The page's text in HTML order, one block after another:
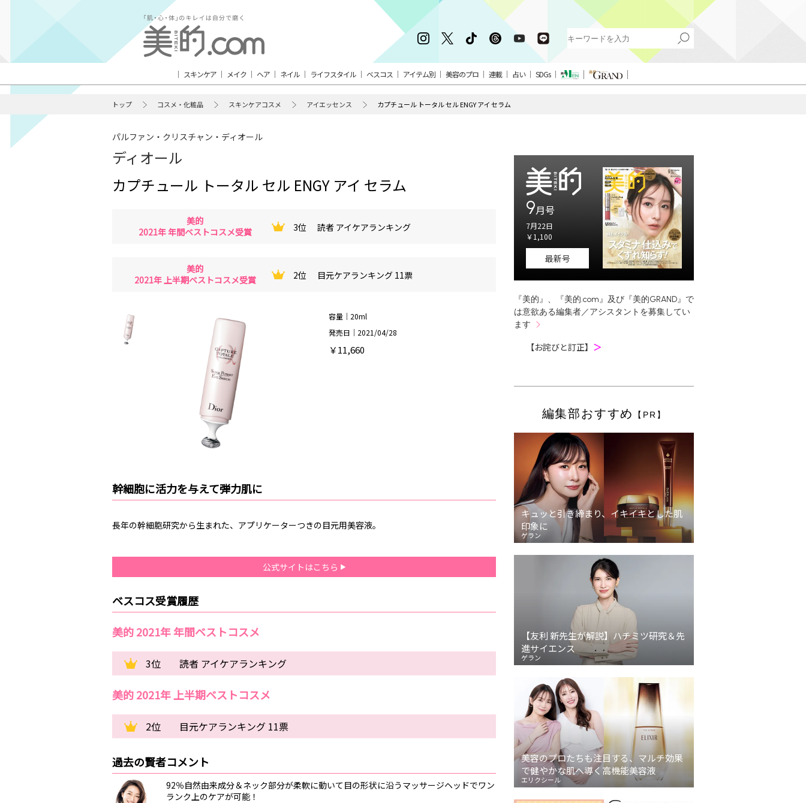
スキンケア メイク ヘア ネイル ライフスタイル ベスコス アイテム別 美容のプロ 連載 占い SDGs
トップ コスメ・化粧品 スキンケアコスメ アイエッセンス カプチュール トータル セル ENGY アイ セラム
パルファン・クリスチャン・ディオール
ディオール
カプチュール トータル セル ENGY アイ セラム
美的
2021年 年間ベストコスメ受賞
3位 読者 アイケアランキング
美的
2021年 上半期ベストコスメ受賞
2位 目元ケアランキング 11票
容量｜20ml
発売日｜2021/04/28
￥11,660
幹細胞に活力を与えて弾力肌に
長年の幹細胞研究から生まれた、アプリケーターつきの目元用美容液。
公式サイトはこちら
ベスコス受賞履歴
美的 2021年 年間ベストコスメ
3位 読者 アイケアランキング
美的 2021年 上半期ベストコスメ
2位 目元ケアランキング 11票
過去の賢者コメント
92％自然由来成分＆ネック部分が柔軟に動いて目の形状に沿うマッサージヘッドでワン
ランク上のケアが可能！
9月号
7月22日
￥1,100
最新号
『美的』、『美的.com』及び『美的GRAND』で
は意欲ある編集者／アシスタントを募集してい
ます
【お詫びと訂正】 ＞
編集部おすすめ 【PR】
キュッと引き締まり、イキイキとした肌
印象に
ゲラン
【友利 新先生が解説】ハチミツ研究＆先
進サイエンス
ゲラン
美容のプロたちも注目する、マルチ効果
で健やかな肌へ導く高機能美容液
エリクシール